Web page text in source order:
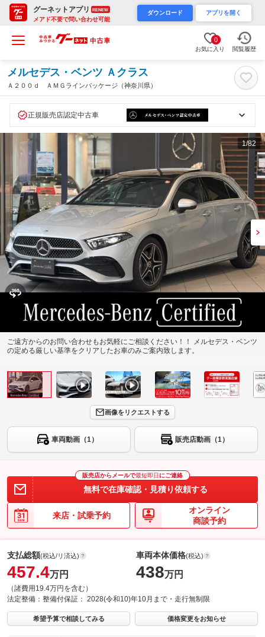
グーネットアプリ RENEW
メアド不要で問い合わせ可能
ダウンロード アプリを開く
0
お気に入り 閲覧履歴
メルセデス・ベンツ Ａクラス
Ａ２００ｄ ＡＭＧラインパッケージ（神奈川県）
正規販売店認定中古車
1/82
ご遠方からのお問い合わせもお気軽にご相談ください！！ メルセデス・ベンツ
の定める厳しい基準をクリアしたお車のみご案内致します。
画像をリクエストする
車両動画（1） 販売店動画（1）
販売店からメールで最短即日 にご連絡
無料で在庫確認・見積り依頼する
来店・試乗予約
オンライン
商談予約
支払総額(税込/リ済込)
457.4万円
（諸費用19.4万円を含む）
車両本体価格(税込)
438万円
法定整備： 整備付保証： 2028(令和10)年10月まで・走行無制限
希望予算で相談してみる 価格変更をお知らせ